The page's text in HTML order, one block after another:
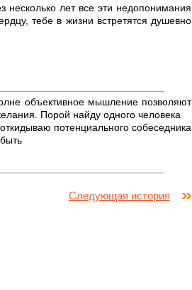
лет все эти недопонимания
тебе в жизни встретятся душевно
объективное мышление позволяют
Порой найду одного человека
потенциального собеседника
Следующая история